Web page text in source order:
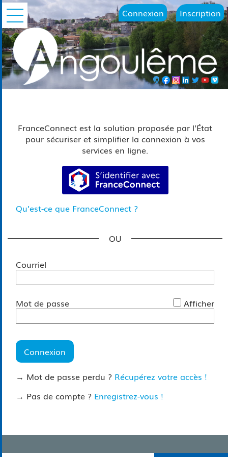
Connexion Inscription
Ouvrir le menu
FranceConnect est la solution proposée par l’État
pour sécuriser et simplifier la connexion à vos
services en ligne.
S’identifier avec
Qu’est-ce que FranceConnect ?
Courriel
Mot de passe Afficher
Connexion
→ Mot de passe perdu ? Récupérez votre accès !
→ Pas de compte ? Enregistrez-vous !